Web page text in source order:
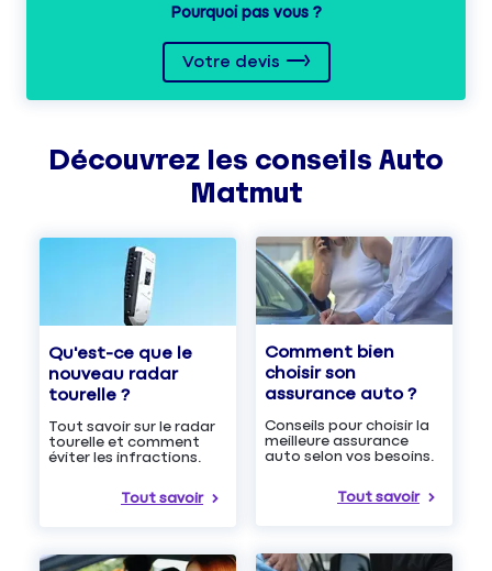
Pourquoi pas vous ?
Votre devis
Découvrez les conseils Auto
Matmut
Qu'est-ce que le
nouveau radar
tourelle ?
Tout savoir sur le radar
tourelle et comment
éviter les infractions.
Tout savoir
Comment bien
choisir son
assurance auto ?
Conseils pour choisir la
meilleure assurance
auto selon vos besoins.
Tout savoir